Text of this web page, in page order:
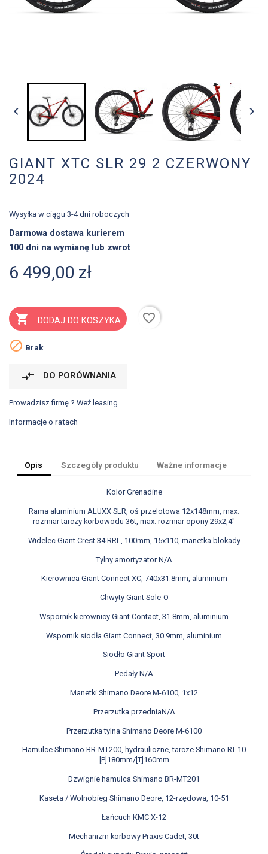
 
GIANT XTC SLR 29 2 CZERWONY
2024
Wysyłka w ciągu 3-4 dni roboczych
Darmowa dostawa kurierem
100 dni na wymianę lub zwrot
6 499,00 zł
 DODAJ DO KOSZYKA
favorite_border
 Brak
compare_arrows DO PORÓWNANIA
Prowadzisz firmę ? Weź leasing
Informacje o ratach
Opis Szczegóły produktu Ważne informacje
Kolor Grenadine
Rama aluminium ALUXX SLR, oś przelotowa 12x148mm, max.
rozmiar tarczy korbowodu 36t, max. rozmiar opony 29x2,4"
Widelec Giant Crest 34 RRL, 100mm, 15x110, manetka blokady
Tylny amortyzator N/A
Kierownica Giant Connect XC, 740x31.8mm, aluminium
Chwyty Giant Sole-O
Wspornik kierownicy Giant Contact, 31.8mm, aluminium
Wspornik siodła Giant Connect, 30.9mm, aluminium
Siodło Giant Sport
Pedały N/A
Manetki Shimano Deore M-6100, 1x12
Przerzutka przedniaN/A
Przerzutka tylna Shimano Deore M-6100
Hamulce Shimano BR-MT200, hydrauliczne, tarcze Shimano RT-10
[P]180mm/[T]160mm
Dzwignie hamulca Shimano BR-MT201
Kaseta / Wolnobieg Shimano Deore, 12-rzędowa, 10-51
Łańcuch KMC X-12
Mechanizm korbowy Praxis Cadet, 30t